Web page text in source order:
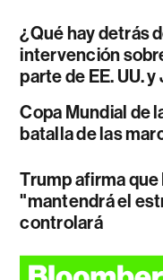
¿Qué hay detrás
intervención
parte de EE. UU.
Copa Mundial de
batalla de las
Trump afirma que
"mantendrá el
controlará